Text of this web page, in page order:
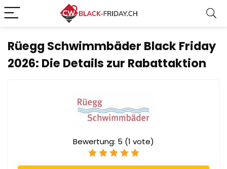
Rüegg Schwimmbäder Black Friday
2026: Die Details zur Rabattaktion
Bewertung: 5 (1 vote)